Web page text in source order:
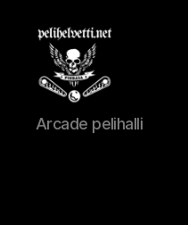
Pelihelvetti
pelihalli
Arcade pelihalli